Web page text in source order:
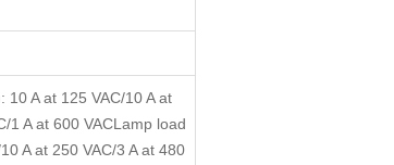
10 A at 125 VAC/10 A at
1 A at 600 VACLamp load
A at 250 VAC/3 A at 480